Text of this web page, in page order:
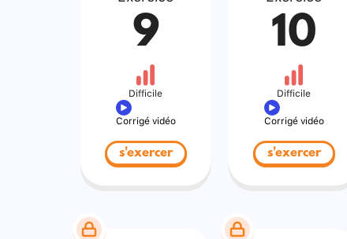
9
Difficile
Corrigé vidéo
s'exercer
10
Difficile
Corrigé vidéo
s'exercer